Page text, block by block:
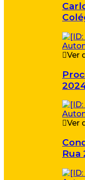
Ver
Ver
Rua